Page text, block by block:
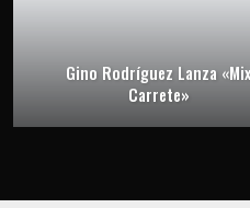
Gino Rodríguez Lanza «Mix
Carrete»